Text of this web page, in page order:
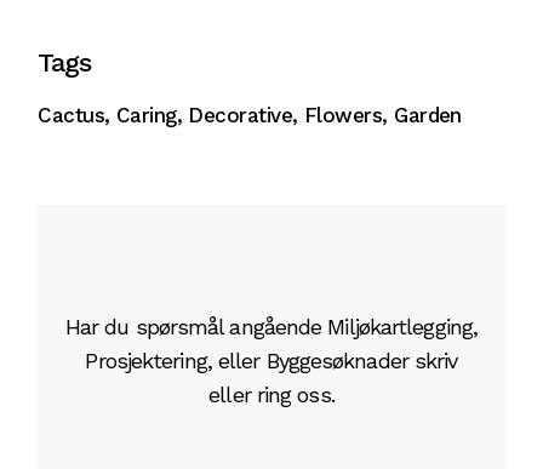
Tags
Cactus Caring Decorative Flowers Garden
Har du spørsmål angående Miljøkartlegging,
Prosjektering, eller Byggesøknader skriv
eller ring oss.